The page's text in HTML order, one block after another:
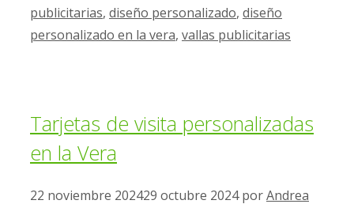
publicitarias, diseño personalizado, diseño
personalizado en la vera, vallas publicitarias
Tarjetas de visita personalizadas
en la Vera
22 noviembre 202429 octubre 2024 porAndrea